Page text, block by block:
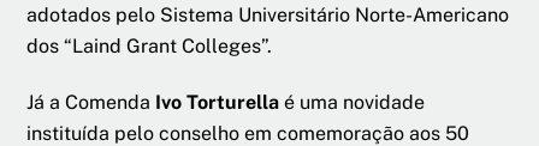
adotados pelo Sistema Universitário Norte-Americano
dos “Laind Grant Colleges”.
Já a Comenda Ivo Torturella é uma novidade
instituída pelo conselho em comemoração aos 50